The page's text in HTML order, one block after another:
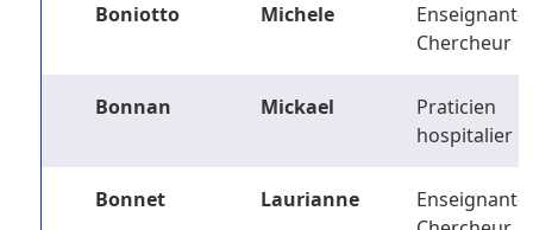
Boniotto Michele
Enseignant-
Chercheur
Bonnan Mickael
Praticien
hospitalier
Bonnet Laurianne
Enseignant-